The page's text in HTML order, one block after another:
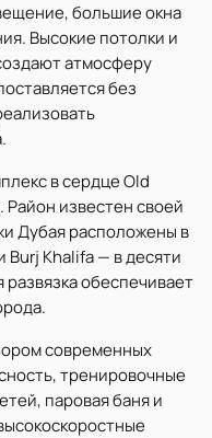
большие окна
Высокие потолки и
атмосферу
без
в сердце Old
Район известен своей
Дубая расположены в
Burj Khalifa — в десяти
обеспечивает
современных
тренировочные
паровая баня и